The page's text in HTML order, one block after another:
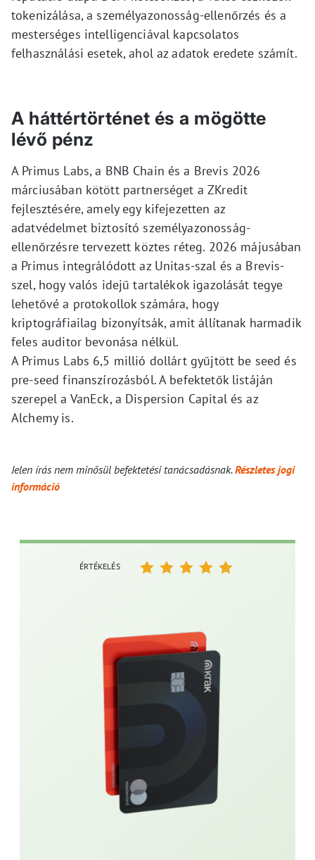
tokenizálása, a személyazonosság-ellenőrzés és a
mesterséges intelligenciával kapcsolatos
felhasználási esetek, ahol az adatok eredete számít.
A háttértörténet és a mögötte
lévő pénz
A Primus Labs, a BNB Chain és a Brevis 2026
márciusában kötött partnerséget a ZKredit
fejlesztésére, amely egy kifejezetten az
adatvédelmet biztosító személyazonosság-
ellenőrzésre tervezett köztes réteg. 2026 májusában
a Primus integrálódott az Unitas-szal és a Brevis-
szel, hogy valós idejű tartalékok igazolását tegye
lehetővé a protokollok számára, hogy
kriptográfiailag bizonyítsák, amit állítanak harmadik
feles auditor bevonása nélkül.
A Primus Labs 6,5 millió dollárt gyűjtött be seed és
pre-seed finanszírozásból. A befektetők listáján
szerepel a VanEck, a Dispersion Capital és az
Alchemy is.
Jelen írás nem minősül befektetési tanácsadásnak.Részletes jogi
információ
ÉRTÉKELÉS